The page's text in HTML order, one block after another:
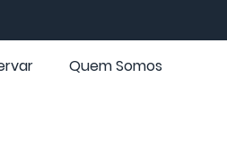
Quem Somos